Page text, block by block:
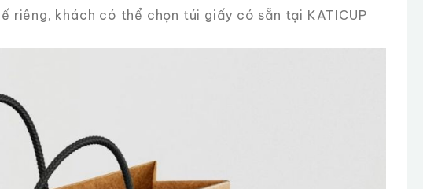
riêng, khách có thể chọn túi giấy có sẵn tại KATICUP